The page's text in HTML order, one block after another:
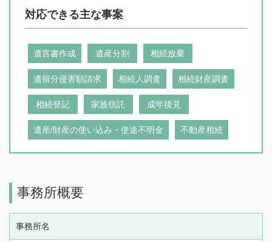
対応できる主な事案
遺言書作成 遺産分割 相続放棄
遺留分侵害額請求 相続人調査 相続財産調査
相続登記 家族信託 成年後見
遺産/財産の使い込み・使途不明金 不動産相続
事務所概要
事務所名